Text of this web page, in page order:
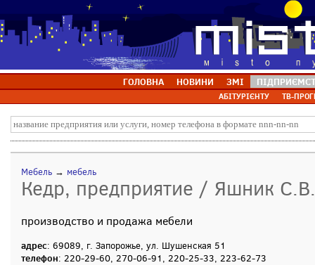
ГОЛОВНА НОВИНИ ЗМІ
АБІТУРІЄНТУ ТВ-
Мебель → мебель
Кедр, предприятие / Яшник
производство и продажа мебели
адрес: 69089, г. Запорожье, ул. Шушенская 51
телефон: 220-29-60, 270-06-91, 220-25-33, 223-62-73